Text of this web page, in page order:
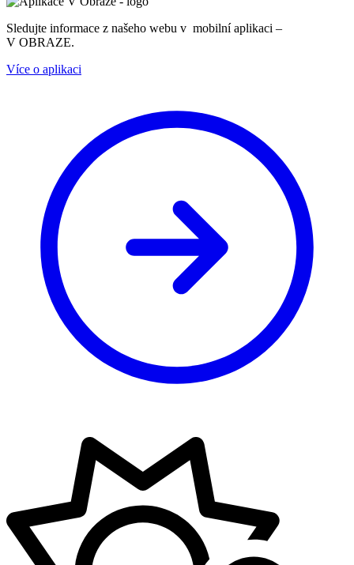
Sledujte informace z našeho webu v mobilní aplikaci –
V OBRAZE.
Více o aplikaci